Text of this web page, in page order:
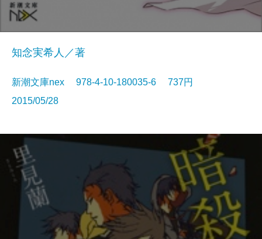
知念実希人／著
新潮文庫nex 978-4-10-180035-6 737円
2015/05/28